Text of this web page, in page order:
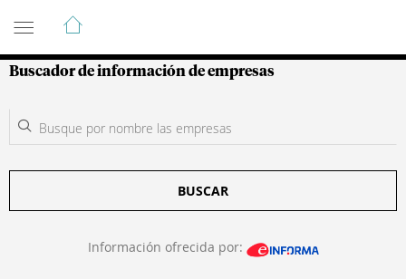
Guía de Empresas Colombianas
Buscador de información de empresas
BUSCAR
Información ofrecida por: